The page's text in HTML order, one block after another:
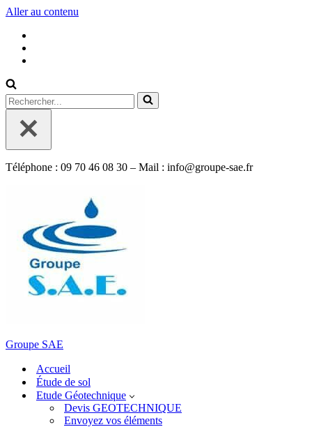
Aller au contenu
Rechercher...
Téléphone : 09 70 46 08 30 – Mail : info@groupe-sae.fr
Groupe SAE
Accueil
Étude de sol
Etude Géotechnique
Devis GEOTECHNIQUE
Envoyez vos éléments